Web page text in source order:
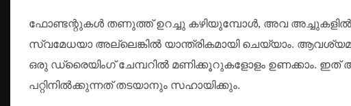
ഫോണ്ടന്റുകൾ തണുത്ത് ഉറച്ചു കഴിയുമ്പോൾ, അവ അച്ചുകളിൽ
സ്വമേധയാ അല്ലെങ്കിൽ യാന്ത്രികമായി ചെയ്യാം.
ഒരു ഡ്രൈയിംഗ് ചേമ്പറിൽ മണിക്കൂറുകളോളം ഉണക്കാം. ഇത്
പറ്റിനിൽക്കുന്നത് തടയാനും സഹായിക്കും.